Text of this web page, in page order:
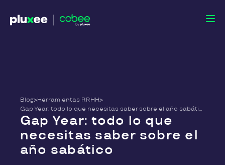
Gap Year: todo lo que
necesitas saber sobre el
año sabático
Blog>Herramientas RRHH>
Gap Year: todo lo que necesitas saber sobre el año sabático